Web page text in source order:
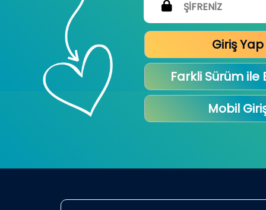
Giriş Yap
Farkli Sürüm ile
Mobil